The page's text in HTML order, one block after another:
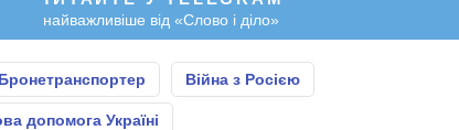
найважливіше від «Слово і діло»
Бронетранспортер Війна з Росією
допомога Україні